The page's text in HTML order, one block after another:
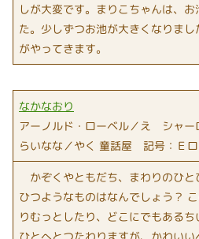
しが大変です。まりこちゃんは、
た。少しずつお池が大きくなりま
がやってきます。
なかなおり
アーノルド・ローベル／え シャ
らいなな／やく 童話屋 記号：Ｅロ
かぞくやともだち、まわりのひと
ひつようなものはなんでしょう？
りむっとしたり、どこにでもある
ひとへとつたわりますが、かわい